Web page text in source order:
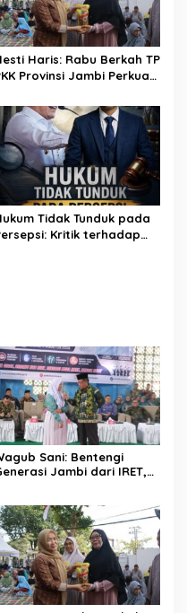
Haris: Rabu Berkah TP
Provinsi Jambi Perkuat
Kelola Sampah
Rumah
Tidak Tunduk pada
Kritik terhadap
Sani: Bentengi
Jambi dari IRET,